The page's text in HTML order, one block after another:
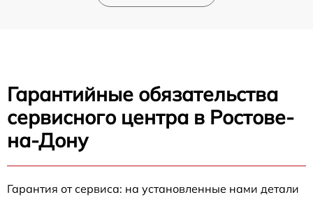
Гарантийные обязательства
сервисного центра в Ростове-
на-Дону
Гарантия от сервиса: на установленные нами детали